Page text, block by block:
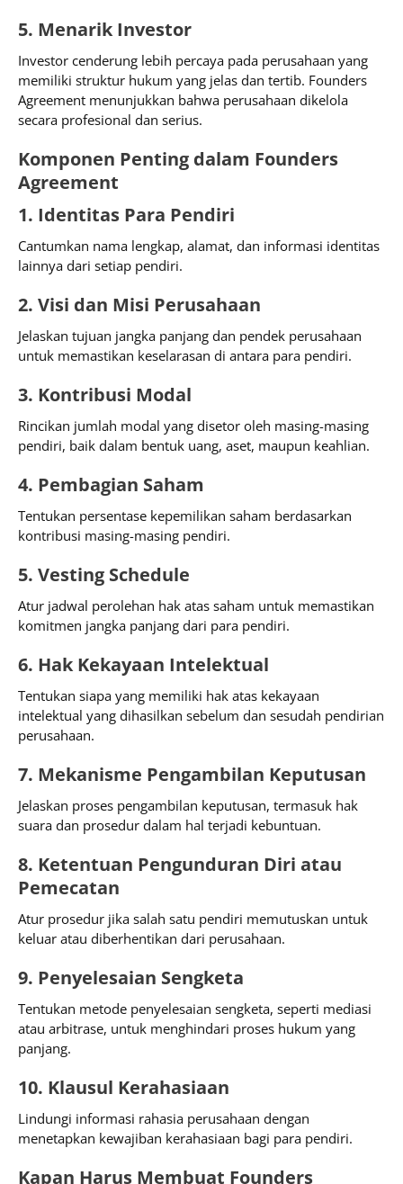
5. Menarik Investor
Investor cenderung lebih percaya pada perusahaan yang
memiliki struktur hukum yang jelas dan tertib. Founders
Agreement menunjukkan bahwa perusahaan dikelola
secara profesional dan serius.
Komponen Penting dalam Founders
Agreement
1. Identitas Para Pendiri
Cantumkan nama lengkap, alamat, dan informasi identitas
lainnya dari setiap pendiri.
2. Visi dan Misi Perusahaan
Jelaskan tujuan jangka panjang dan pendek perusahaan
untuk memastikan keselarasan di antara para pendiri.
3. Kontribusi Modal
Rincikan jumlah modal yang disetor oleh masing-masing
pendiri, baik dalam bentuk uang, aset, maupun keahlian.
4. Pembagian Saham
Tentukan persentase kepemilikan saham berdasarkan
kontribusi masing-masing pendiri.
5. Vesting Schedule
Atur jadwal perolehan hak atas saham untuk memastikan
komitmen jangka panjang dari para pendiri.
6. Hak Kekayaan Intelektual
Tentukan siapa yang memiliki hak atas kekayaan
intelektual yang dihasilkan sebelum dan sesudah pendirian
perusahaan.
7. Mekanisme Pengambilan Keputusan
Jelaskan proses pengambilan keputusan, termasuk hak
suara dan prosedur dalam hal terjadi kebuntuan.
8. Ketentuan Pengunduran Diri atau
Pemecatan
Atur prosedur jika salah satu pendiri memutuskan untuk
keluar atau diberhentikan dari perusahaan.
9. Penyelesaian Sengketa
Tentukan metode penyelesaian sengketa, seperti mediasi
atau arbitrase, untuk menghindari proses hukum yang
panjang.
10. Klausul Kerahasiaan
Lindungi informasi rahasia perusahaan dengan
menetapkan kewajiban kerahasiaan bagi para pendiri.
Kapan Harus Membuat Founders